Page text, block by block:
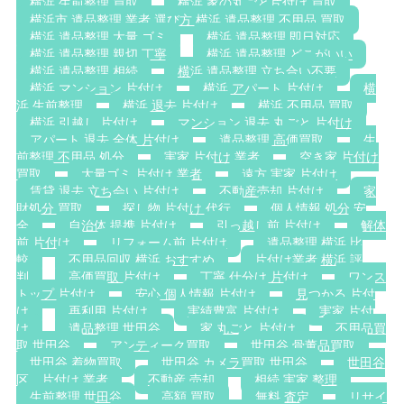
横浜市 遺品整理 業者 選び方 横浜 遺品整理 不用品 買取
横浜 遺品整理 大量 ゴミ
横浜 遺品整理 即日対応
横浜 遺品整理 親切 丁寧
横浜 遺品整理 どこがいい
横浜 遺品整理 相続
横浜 遺品整理 立ち合い不要
横浜 マンション 片付け
横浜 アパート 片付け
横
浜 生前整理
横浜 退去 片付け
横浜 不用品 買取
横浜 引越し 片付け
マンション 退去 丸ごと 片付け
アパート 退去 全体 片付け
遺品整理 高価買取
生
前整理 不用品 処分
実家 片付け 業者
空き家 片付け
買取
大量ゴミ 片付け 業者
遠方 実家 片付け
賃貸 退去 立ち会い 片付け
不動産売却 片付け
家
財処分 買取
探し物 片付け 代行
個人情報 処分 安
全
自治体 提携 片付け 引っ越し前 片付け
解体
前 片付け
リフォーム前 片付け
遺品整理 横浜 比
較
不用品回収 横浜 おすすめ
片付け業者 横浜 評
判
高価買取 片付け 丁寧 仕分け 片付け
ワンス
トップ 片付け
安心 個人情報 片付け
見つかる 片付
け
再利用 片付け 実績豊富 片付け
実家 片付
け
遺品整理 世田谷 家 丸ごと 片付け
不用品買
取 世田谷
アンティーク買取
世田谷 骨董品買取
世田谷 着物買取
世田谷 カメラ買取 世田谷
世田谷
区 片付け 業者
不動産 売却
相続 実家 整理
生前整理 世田谷
高額 買取 無料 査定 リサイ